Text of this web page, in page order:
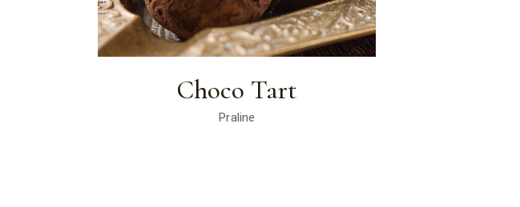
Choco Tart
Praline